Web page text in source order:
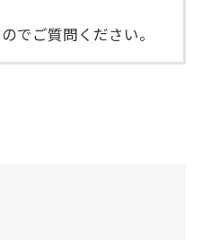
でご質問ください。